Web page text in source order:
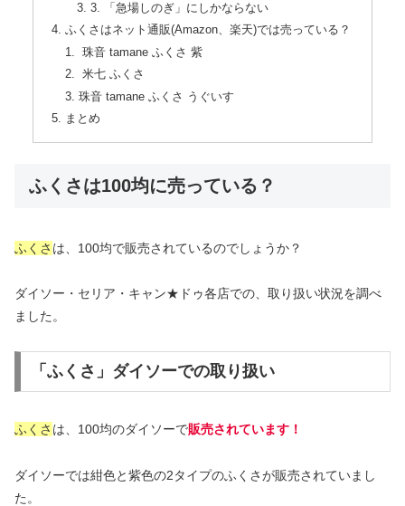
3. 「急場しのぎ」にしかならない
ふくさはネット通販(Amazon、楽天)では売っている？
珠音 tamane ふくさ 紫
米七 ふくさ
珠音 tamane ふくさ うぐいす
まとめ
ふくさは100均に売っている？
ふくさ は、100均で販売されているのでしょうか？
ダイソー・セリア・キャン★ドゥ各店での、取り扱い状況を調べ
ました。
「ふくさ」ダイソーでの取り扱い
ふくさ は、100均のダイソーで販売されています！
ダイソーでは紺色と紫色の2タイプのふくさが販売されていまし
た。